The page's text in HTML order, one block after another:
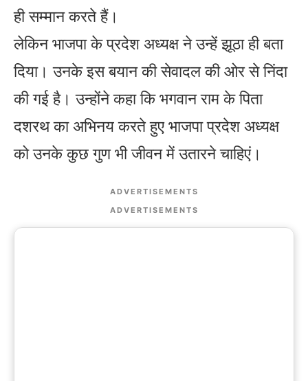
ही सम्मान करते हैं।
लेकिन भाजपा के प्रदेश अध्यक्ष ने उन्हें झूठा ही बता
दिया। उनके इस बयान की सेवादल की ओर से निंदा
की गई है। उन्होंने कहा कि भगवान राम के पिता
दशरथ का अभिनय करते हुए भाजपा प्रदेश अध्यक्ष
को उनके कुछ गुण भी जीवन में उतारने चाहिएं।
ADVERTISEMENTS
ADVERTISEMENTS